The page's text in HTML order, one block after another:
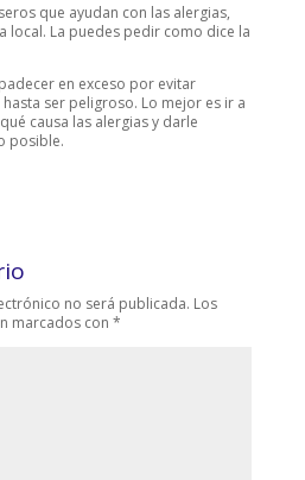
que ayudan con las alergias,
local. La puedes pedir como dice la
en exceso por evitar
ser peligroso. Lo mejor es ir a
causa las alergias y darle
posible.
no será publicada. Los
marcados con *